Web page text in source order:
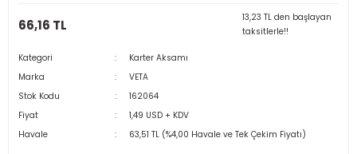
66,16 TL
13,23 TL den başlayan
taksitlerle!!
Kategori
Karter Aksamı
Marka
VETA
Stok Kodu
162064
Fiyat
1,49 USD + KDV
Havale
63,51 TL (%4,00 Havale ve Tek Çekim Fiyatı)